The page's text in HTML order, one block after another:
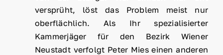
versprüht, löst das Problem meist nur
oberflächlich. Als Ihr spezialisierter
Kammerjäger für den Bezirk Wiener
Neustadt verfolgt Peter Mies einen anderen